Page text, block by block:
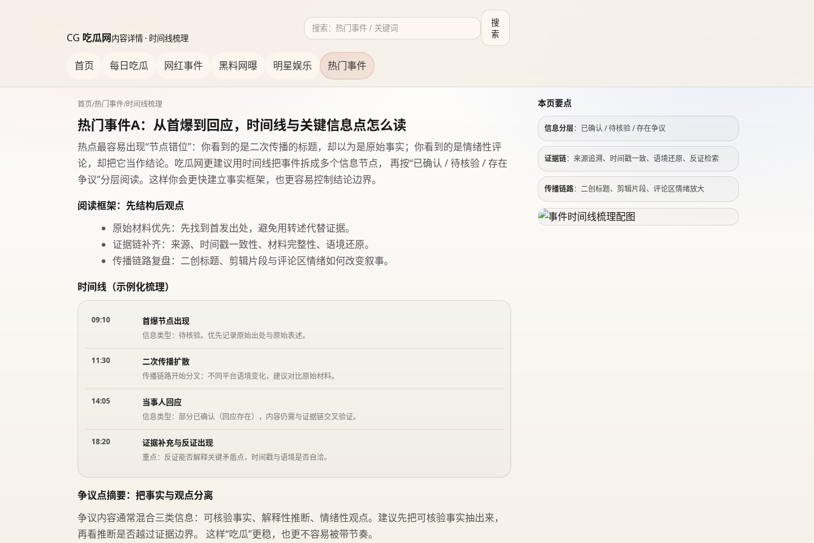
CG 吃瓜网内容详情 · 时间线梳理 搜索
搜
索
首页 每日吃瓜 网红事件 黑料网曝 明星娱乐 热门事件
首页/热门事件/时间线梳理
热门事件A：从首爆到回应，时间线与关键信息点怎么读
热点最容易出现“节点错位”：你看到的是二次传播的标题，却以为是原始事实；你看到的是情绪性评
论，却把它当作结论。吃瓜网更建议用时间线把事件拆成多个信息节点， 再按“已确认 / 待核验 / 存在
争议”分层阅读。这样你会更快建立事实框架，也更容易控制结论边界。
阅读框架：先结构后观点
原始材料优先：先找到首发出处，避免用转述代替证据。
证据链补齐：来源、时间戳一致性、材料完整性、语境还原。
传播链路复盘：二创标题、剪辑片段与评论区情绪如何改变叙事。
时间线（示例化梳理）
09:10 首爆节点出现
信息类型：待核验。优先记录原始出处与原始表述。
11:30 二次传播扩散
传播链路开始分叉：不同平台语境变化，建议对比原始材料。
14:05 当事人回应
信息类型：部分已确认（回应存在），内容仍需与证据链交叉验证。
18:20 证据补充与反证出现
重点：反证能否解释关键矛盾点，时间戳与语境是否自洽。
争议点摘要：把事实与观点分离
争议内容通常混合三类信息：可核验事实、解释性推断、情绪性观点。建议先把可核验事实抽出来，
再看推断是否越过证据边界。 这样“吃瓜”更稳，也更不容易被带节奏。
本页要点
信息分层：已确认 / 待核验 / 存在争议
证据链：来源追溯、时间戳一致、语境还原、反证检索
传播链路：二创标题、剪辑片段、评论区情绪放大